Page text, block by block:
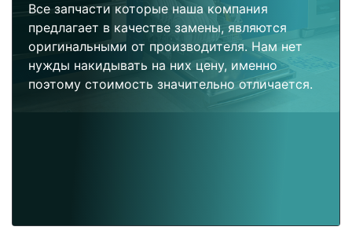
Все запчасти которые наша компания
предлагает в качестве замены, являются
оригинальными от производителя. Нам нет
нужды накидывать на них цену, именно
поэтому стоимость значительно отличается.